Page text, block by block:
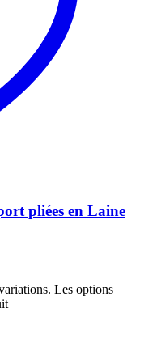
pliées en Laine
Les options